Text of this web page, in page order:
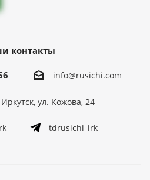
контакты
info@rusichi.com
ул. Кожова, 24
tdrusichi_irk